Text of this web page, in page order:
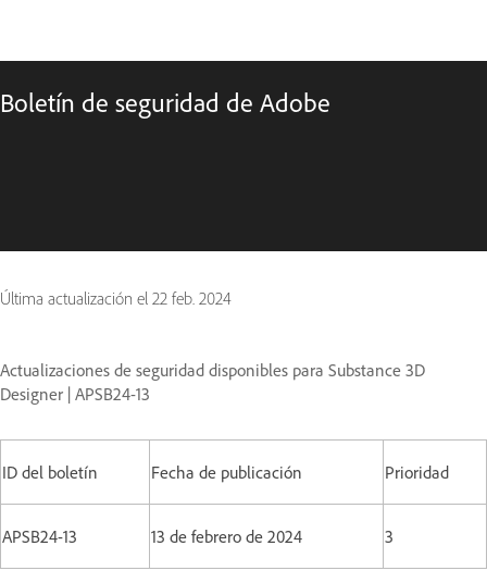
Boletín de seguridad de Adobe
Última actualización el 22 feb. 2024
Actualizaciones de seguridad disponibles para Substance 3D
Designer | APSB24-13
ID del boletín Fecha de publicación Prioridad
APSB24-13 13 de febrero de 2024 3